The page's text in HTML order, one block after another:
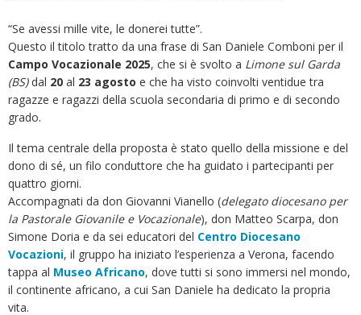
“Se avessi mille vite, le donerei tutte”.
Questo il titolo tratto da una frase di San Daniele Comboni per il
Campo Vocazionale 2025, che si è svolto a Limone sul Garda
(BS)dal 20 al 23 agosto e che ha visto coinvolti ventidue tra
ragazze e ragazzi della scuola secondaria di primo e di secondo
grado.
Il tema centrale della proposta è stato quello della missione e del
dono di sé, un filo conduttore che ha guidato i partecipanti per
quattro giorni.
Accompagnati da don Giovanni Vianello (delegato diocesano per
la Pastorale Giovanile e Vocazionale), don Matteo Scarpa, don
Simone Doria e da sei educatori del Centro Diocesano
Vocazioni, il gruppo ha iniziato l’esperienza a Verona, facendo
tappa al Museo Africano, dove tutti si sono immersi nel mondo,
il continente africano, a cui San Daniele ha dedicato la propria
vita.